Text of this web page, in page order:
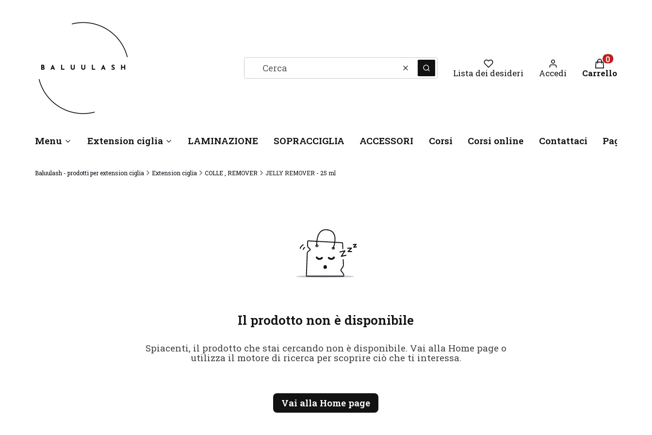
Cancella
Cerca Lista dei desideri Accedi
Prodotti nel
Carrello
Menu Extension ciglia LAMINAZIONE SOPRACCIGLIA ACCESSORI Corsi Corsi online Contattaci
Baluulash - prodotti per extension ciglia Extension ciglia COLLE , REMOVER JELLY REMOVER - 25 ml
Il prodotto non è disponibile
Spiacenti, il prodotto che stai cercando non è disponibile. Vai alla Home page o
utilizza il motore di ricerca per scoprire ciò che ti interessa.
Vai alla Home page